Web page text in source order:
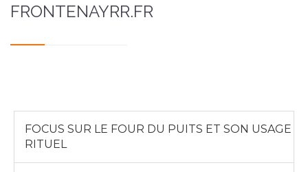
FRONTENAYRR.FR
FOCUS SUR LE FOUR DU PUITS ET SON USAGE
RITUEL